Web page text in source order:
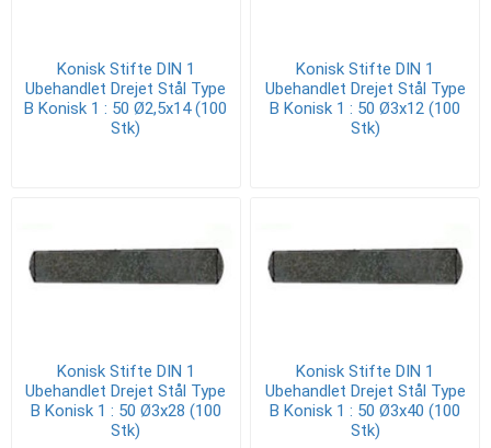
Konisk Stifte DIN 1
Ubehandlet Drejet Stål Type
B Konisk 1 : 50 Ø2,5x14 (100
Stk)
Konisk Stifte DIN 1
Ubehandlet Drejet Stål Type
B Konisk 1 : 50 Ø3x12 (100
Stk)
Konisk Stifte DIN 1
Ubehandlet Drejet Stål Type
B Konisk 1 : 50 Ø3x28 (100
Stk)
Konisk Stifte DIN 1
Ubehandlet Drejet Stål Type
B Konisk 1 : 50 Ø3x40 (100
Stk)